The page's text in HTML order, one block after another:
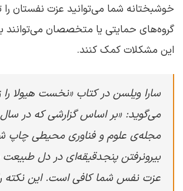
خوشبختانه شما می‌توانید عزت نفستان را
گروه‌های حمایتی یا متخصصان می‌توانند
این مشکلات کمک کنند.
سارا ویلسن در کتاب «نخست هیولا را
مجله‌ی علوم و فناوری محیطی چاپ
بیرون‏رفتن پنج‏دقیقه‌ای در دل طبیعت
عزت نفس شما کافی است. این نکته